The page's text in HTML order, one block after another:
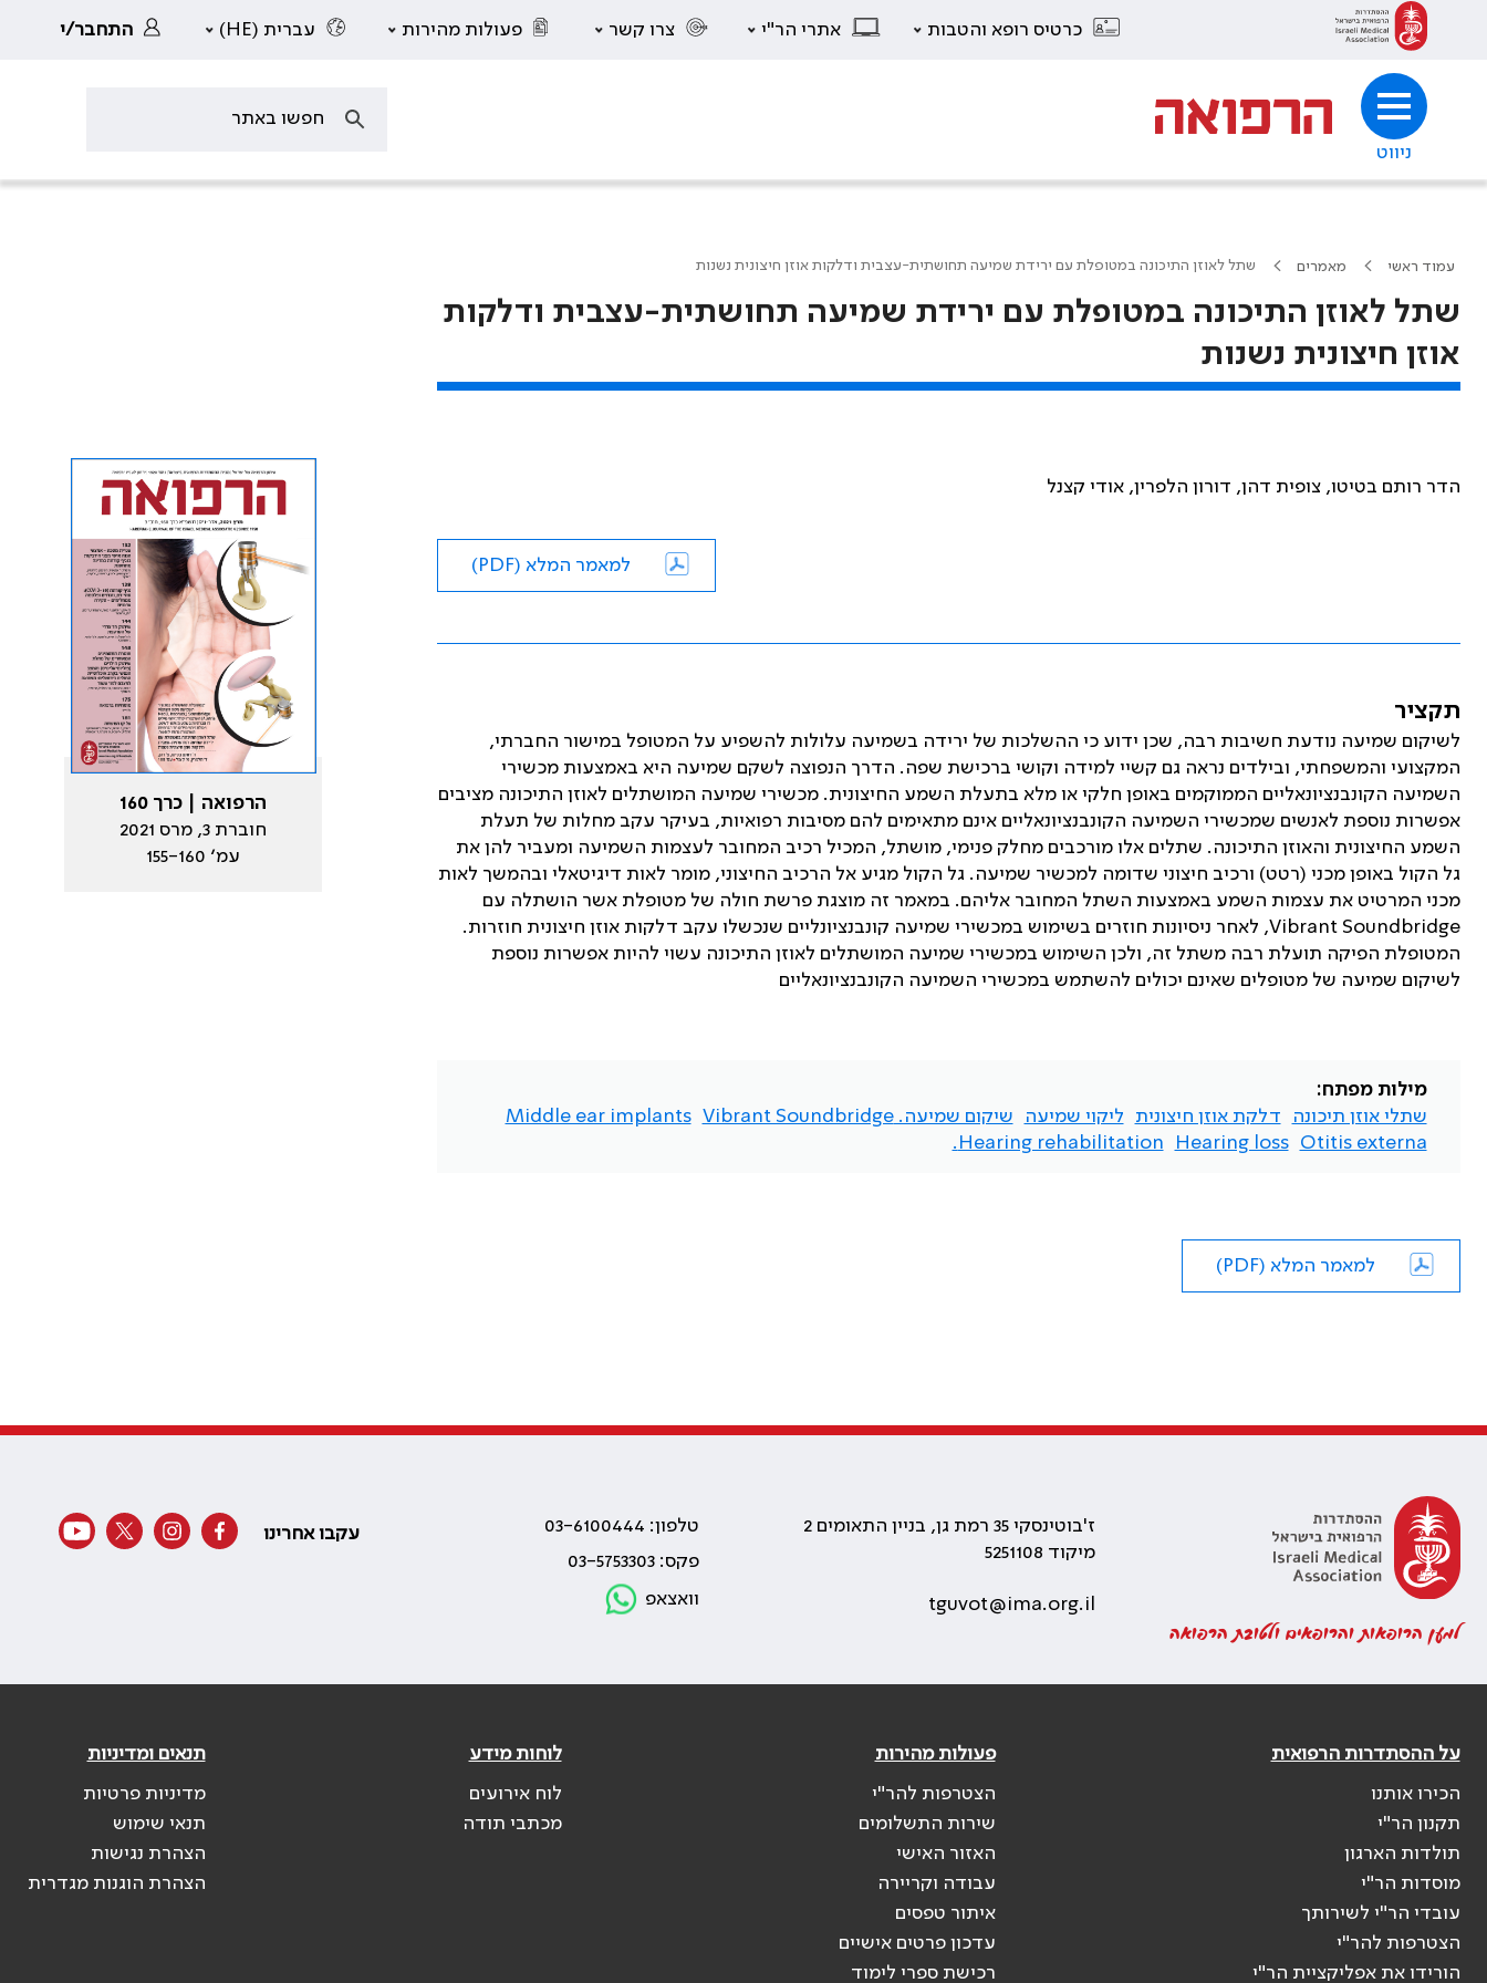
כרטיס רופא והטבות אתרי הר"י צרו קשר פעולות מהירות עברית (HE) התחבר/י
ניווט
עמוד ראשי מאמרים שתל לאוזן התיכונה במטופלת עם ירידת שמיעה תחושתית-עצבית ודלקות אוזן חיצונית נשנות
שתל לאוזן התיכונה במטופלת עם ירידת שמיעה תחושתית-עצבית ודלקות
אוזן חיצונית נשנות
הדר רותם בטיטו, צופית דהן, דורון הלפרין, אודי קצנל
למאמר המלא (PDF)
תקציר
לשיקום שמיעה נודעת חשיבות רבה, שכן ידוע כי ההשלכות של ירידה בשמיעה עלולות להשפיע על המטופל במישור החברתי,
המקצועי והמשפחתי, ובילדים נראה גם קשיי למידה וקושי ברכישת שפה. הדרך הנפוצה לשקם שמיעה היא באמצעות מכשירי
השמיעה הקונבנציונאליים הממוקמים באופן חלקי או מלא בתעלת השמע החיצונית. מכשירי שמיעה המושתלים לאוזן התיכונה מציבים
אפשרות נוספת לאנשים שמכשירי השמיעה הקונבנציונאליים אינם מתאימים להם מסיבות רפואיות, בעיקר עקב מחלות של תעלת
השמע החיצונית והאוזן התיכונה. שתלים אלו מורכבים מחלק פנימי, מושתל, המכיל רכיב המחובר לעצמות השמיעה ומעביר להן את
גל הקול באופן מכני (רטט) ורכיב חיצוני שדומה למכשיר שמיעה. גל הקול מגיע אל הרכיב החיצוני, מומר לאות דיגיטאלי ובהמשך לאות
מכני המרטיט את עצמות השמע באמצעות השתל המחובר אליהם. במאמר זה מוצגת פרשת חולה של מטופלת אשר הושתלה עם
Vibrant Soundbridge, לאחר ניסיונות חוזרים בשימוש במכשירי שמיעה קונבנציונליים שנכשלו עקב דלקות אוזן חיצונית חוזרות.
המטופלת הפיקה תועלת רבה משתל זה, ולכן השימוש במכשירי שמיעה המושתלים לאוזן התיכונה עשוי להיות אפשרות נוספת
לשיקום שמיעה של מטופלים שאינם יכולים להשתמש במכשירי השמיעה הקונבנציונאליים
מילות מפתח:
שתלי אוזן תיכונה
דלקת אוזן חיצונית ליקוי שמיעה שיקום שמיעה. Vibrant Soundbridge
Middle ear implants
Otitis externa
Hearing loss
Hearing rehabilitation.
למאמר המלא (PDF)
הרפואה | כרך 160
חוברת 3, מרס 2021
עמ׳ 155-160
למען הרופאות והרופאים ולטובת הרפואה
ז'בוטינסקי 35 רמת גן, בניין התאומים 2
מיקוד 5251108
tguvot@ima.org.il
טלפון: 03-6100444
פקס: 03-5753303
וואצאפ
עקבו אחרינו
על ההסתדרות הרפואית
הכירו אותנו
תקנון הר"י
תולדות הארגון
מוסדות הר"י
עובדי הר"י לשירותך
הצטרפות להר"י
הורידו את אפליקציית הר"י
פעולות מהירות
הצטרפות להר"י
שירות התשלומים
האזור האישי
עבודה וקריירה
איתור טפסים
עדכון פרטים אישיים
רכישת ספרי לימוד
לוחות מידע
לוח אירועים
מכתבי תודה
תנאים ומדיניות
מדיניות פרטיות
תנאי שימוש
הצהרת נגישות
הצהרת הוגנות מגדרית